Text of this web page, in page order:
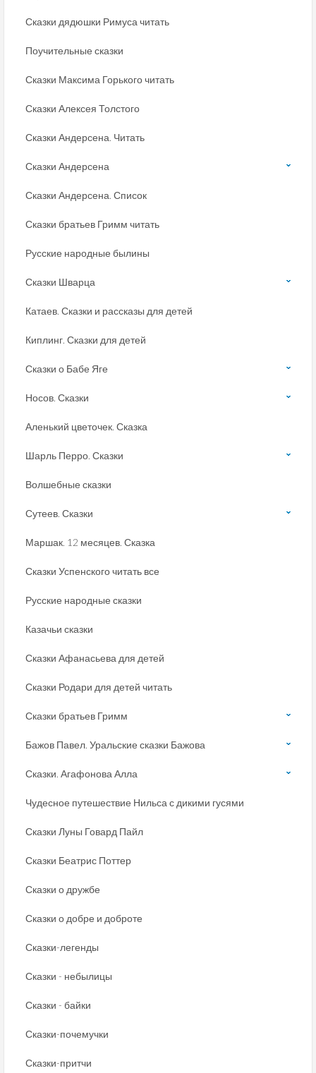
Сказки дядюшки Римуса читать
Поучительные сказки
Сказки Максима Горького читать
Сказки Алексея Толстого
Сказки Андерсена. Читать
Сказки Андерсена
Сказки Андерсена. Список
Сказки братьев Гримм читать
Русские народные былины
Сказки Шварца
Катаев. Сказки и рассказы для детей
Киплинг. Сказки для детей
Сказки о Бабе Яге
Носов. Сказки
Аленький цветочек. Сказка
Шарль Перро. Сказки
Волшебные сказки
Сутеев. Сказки
Маршак. 12 месяцев. Сказка
Сказки Успенского читать все
Русские народные сказки
Казачьи сказки
Сказки Афанасьева для детей
Сказки Родари для детей читать
Сказки братьев Гримм
Бажов Павел. Уральские сказки Бажова
Сказки. Агафонова Алла
Чудесное путешествие Нильса с дикими гусями
Сказки Луны Говард Пайл
Сказки Беатрис Поттер
Сказки о дружбе
Сказки о добре и доброте
Сказки-легенды
Сказки - небылицы
Сказки - байки
Сказки-почемучки
Сказки-притчи